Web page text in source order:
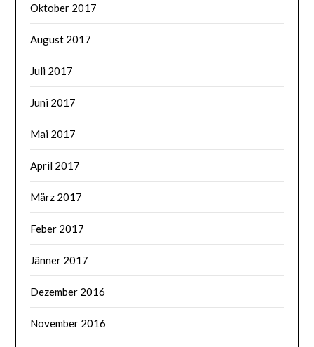
Oktober 2017
August 2017
Juli 2017
Juni 2017
Mai 2017
April 2017
März 2017
Feber 2017
Jänner 2017
Dezember 2016
November 2016